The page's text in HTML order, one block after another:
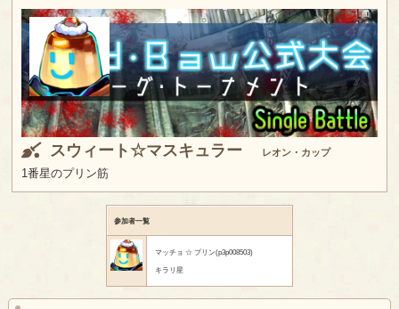
スウィート☆マスキュラー レオン・カップ
1番星のプリン筋
参加者一覧
マッチョ ☆ プリン(p3p008503)
キラリ星